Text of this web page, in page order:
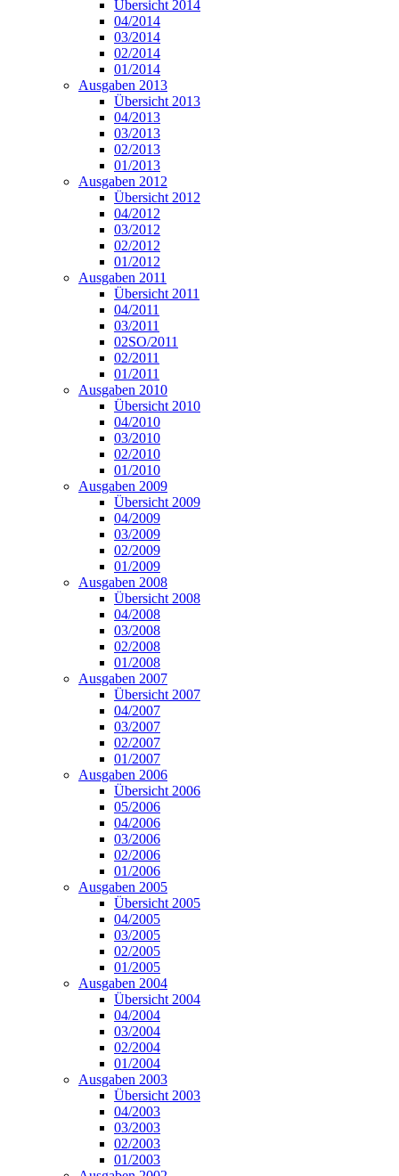
Übersicht 2014
04/2014
03/2014
02/2014
01/2014
Ausgaben 2013
Übersicht 2013
04/2013
03/2013
02/2013
01/2013
Ausgaben 2012
Übersicht 2012
04/2012
03/2012
02/2012
01/2012
Ausgaben 2011
Übersicht 2011
04/2011
03/2011
02SO/2011
02/2011
01/2011
Ausgaben 2010
Übersicht 2010
04/2010
03/2010
02/2010
01/2010
Ausgaben 2009
Übersicht 2009
04/2009
03/2009
02/2009
01/2009
Ausgaben 2008
Übersicht 2008
04/2008
03/2008
02/2008
01/2008
Ausgaben 2007
Übersicht 2007
04/2007
03/2007
02/2007
01/2007
Ausgaben 2006
Übersicht 2006
05/2006
04/2006
03/2006
02/2006
01/2006
Ausgaben 2005
Übersicht 2005
04/2005
03/2005
02/2005
01/2005
Ausgaben 2004
Übersicht 2004
04/2004
03/2004
02/2004
01/2004
Ausgaben 2003
Übersicht 2003
04/2003
03/2003
02/2003
01/2003